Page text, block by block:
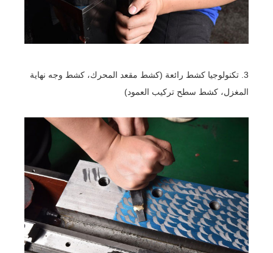
3. تكنولوجيا كشط رائعة (كشط مقعد المحرك، كشط وجه نهاية
المغزل، كشط سطح تركيب العمود)